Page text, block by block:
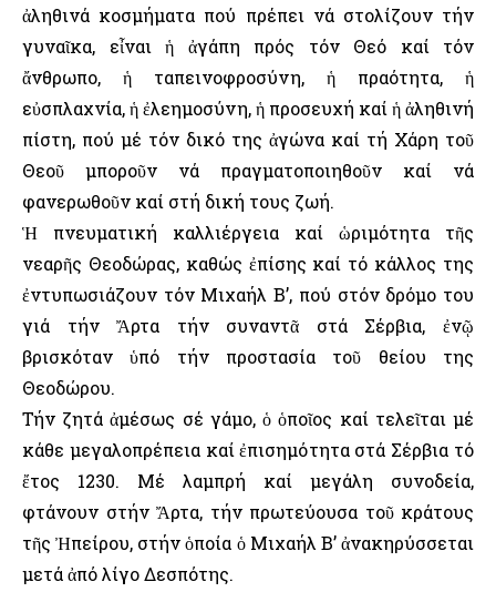
ἀληθινά κοσμήματα πού πρέπει νά στολίζουν τήν
γυναῖκα, εἶναι ἡ ἀγάπη πρός τόν Θεό καί τόν
ἄνθρωπο, ἡ ταπεινοφροσύνη, ἡ πραότητα, ἡ
εὐσπλαχνία, ἡ ἐλεημοσύνη, ἡ προσευχή καί ἡ ἀληθινή
πίστη, πού μέ τόν δικό της ἀγώνα καί τή Χάρη τοῦ
Θεοῦ μποροῦν νά πραγματοποιηθοῦν καί νά
φανερωθοῦν καί στή δική τους ζωή.
Ἡ πνευματική καλλιέργεια καί ὡριμότητα τῆς
νεαρῆς Θεοδώρας, καθώς ἐπίσης καί τό κάλλος της
ἐντυπωσιάζουν τόν Μιχαήλ Β’, πού στόν δρόμο του
γιά τήν Ἄρτα τήν συναντᾶ στά Σέρβια, ἐνῷ
βρισκόταν ὑπό τήν προστασία τοῦ θείου της
Θεοδώρου.
Τήν ζητά ἀμέσως σέ γάμο, ὁ ὁποῖος καί τελεῖται μέ
κάθε μεγαλοπρέπεια καί ἐπισημότητα στά Σέρβια τό
ἔτος 1230. Μέ λαμπρή καί μεγάλη συνοδεία,
φτάνουν στήν Ἄρτα, τήν πρωτεύουσα τοῦ κράτους
τῆς Ἠπείρου, στήν ὁποία ὁ Μιχαήλ Β’ ἀνακηρύσσεται
μετά ἀπό λίγο Δεσπότης.